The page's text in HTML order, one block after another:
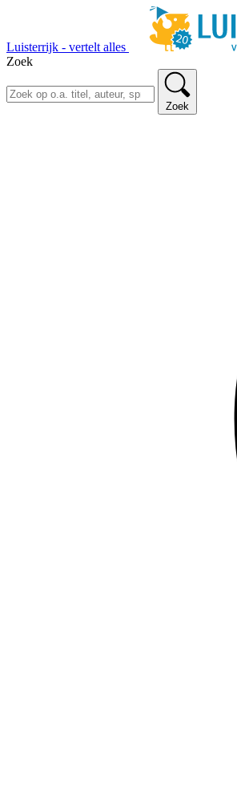
Luisterrijk - vertelt alles
Zoek
Zoek